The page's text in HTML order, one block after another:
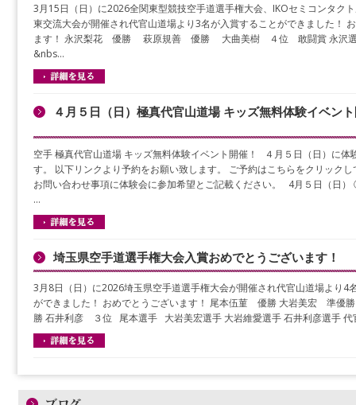
3月15日（日）に2026全関東型競技空手道選手権大会、IKOセミコンタク
東交流大会が開催され代官山道場より3名が入賞することができました！
ます！ 永沢梨花 優勝 萩原規善 優勝 大曲美樹 ４位 敢闘賞 永沢選
&nbs…
４月５日（日）極真代官山道場 キッズ無料体験イベン
空手 極真代官山道場 キッズ無料体験イベント開催！ ４月５日（日）に体
す。 以下リンクより予約をお願い致します。 ご予約はこちらをクリック
お問い合わせ事項に体験会に参加希望とご記載ください。 4月５日（日
…
埼玉県空手道選手権大会入賞おめでとうございます！
3月8日（日）に2026埼玉県空手道選手権大会が開催され代官山道場より4
ができました！ おめでとうございます！ 尾本伍菫 優勝 大岩美宏 準優
勝 石井利彦 ３位 尾本選手 大岩美宏選手 大岩維愛選手 石井利彦選手 代